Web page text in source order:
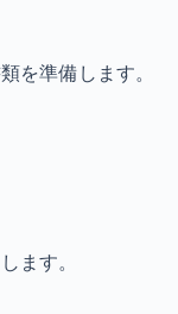
を準備します。
ます。